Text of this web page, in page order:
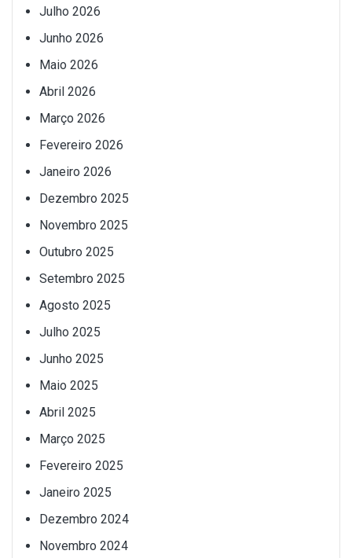
Julho 2026
Junho 2026
Maio 2026
Abril 2026
Março 2026
Fevereiro 2026
Janeiro 2026
Dezembro 2025
Novembro 2025
Outubro 2025
Setembro 2025
Agosto 2025
Julho 2025
Junho 2025
Maio 2025
Abril 2025
Março 2025
Fevereiro 2025
Janeiro 2025
Dezembro 2024
Novembro 2024